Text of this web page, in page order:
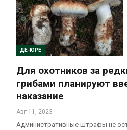
ДЕ-ЮРЕ
Для охотников за
грибами планируют
наказание
Авг 11, 2023
Административные штрафы не